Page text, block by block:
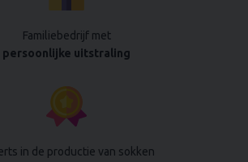
Familiebedrijf met
persoonlijke uitstraling
in de productie van sokken